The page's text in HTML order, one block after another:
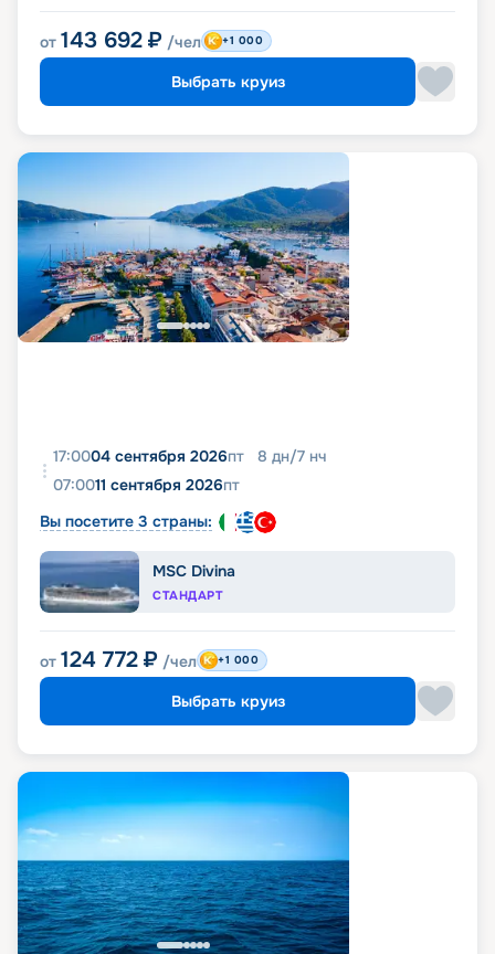
от 143 692 ₽ /чел +1 000
Выбрать круиз
17:0004 сентября 2026пт 8 дн/7 нч
07:0011 сентября 2026пт
Вы посетите 3 страны:
MSC Divina
СТАНДАРТ
от 124 772 ₽ /чел +1 000
Выбрать круиз